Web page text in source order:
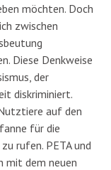
möchten. Doch
zwischen
Diese Denkweise
der
diskriminiert.
auf den
für die
rufen. PETA und
mit dem neuen